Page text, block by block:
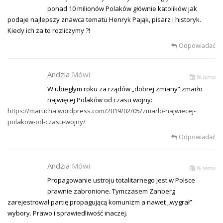
ponad 10 milionów Polaków głównie katolików jak
podaje najlepszy znawca tematu Henryk Pająk, pisarz i historyk.
Kiedy ich za to rozliczymy ?!
Odpowiadać
Andzia Mówi % temu
W ubiegłym roku za rządów „dobrej zmiany” zmarło
najwięcej Polaków od czasu wojny:
https://marucha.wordpress.com/2019/02/05/zmarlo-najwiecej-
polakow-od-czasu-wojny/
Odpowiadać
Andzia Mówi % temu
Propagowanie ustroju totalitarnego jest w Polsce
prawnie zabronione. Tymczasem Zanberg
zarejestrował partię propagującą komunizm a nawet „wygrał”
wybory. Prawo i sprawiedliwość inaczej.